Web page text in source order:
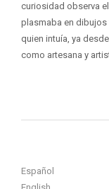
curiosidad observa
plasmaba en dibujos
quien intuía, ya
como artesana y
Español